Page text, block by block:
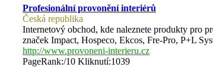
Profesionální provonění interiérů
Česká republika
Internetový obchod, kde naleznete produkty pro
značek Impact, Hospeco, Ekcos, Fre-Pro, P+L
http://www.provoneni-interieru.cz
PageRank:/10 Kliknutí:1039